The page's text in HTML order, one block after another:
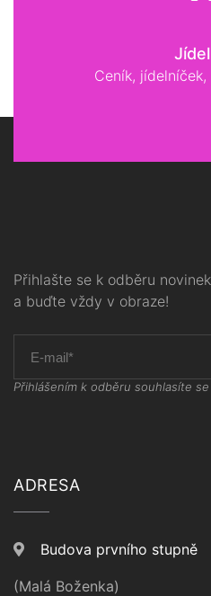
Ceník,
Přihlašte se k odběru
a buďte vždy v obraze!
Přihlášením k odběru souhlasíte se
ADRESA
Budova prvního stupně
(Malá Boženka)